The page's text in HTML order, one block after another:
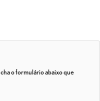
o formulário abaixo que